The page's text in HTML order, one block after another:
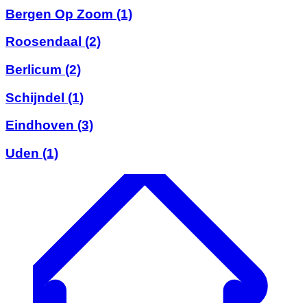
Bergen Op Zoom (1)
Roosendaal (2)
Berlicum (2)
Schijndel (1)
Eindhoven (3)
Uden (1)